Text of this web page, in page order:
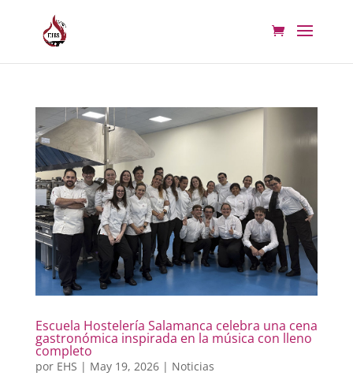
Escuela Hostelería Salamanca celebra una cena
gastronómica inspirada en la música con lleno
completo
por EHS | May 19, 2026| Noticias